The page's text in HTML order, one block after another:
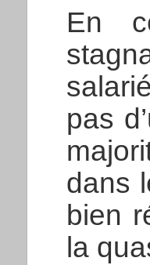
En
pas
dans
bien
la